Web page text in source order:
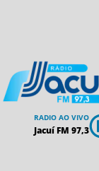
RADIO AO VIVO
Jacuí FM 97,3